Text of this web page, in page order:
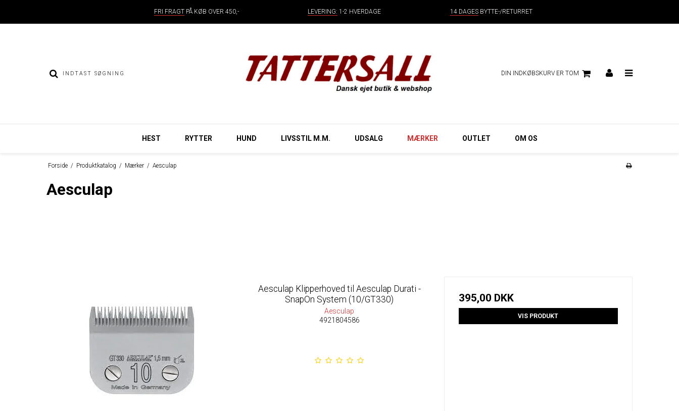
FRI FRAGTPÅ KØB OVER 450,- LEVERING: 1-2 HVERDAGE 14 DAGESBYTTE-/RETURRET
DIN INDKØBSKURV ER TOM
HEST RYTTER HUND LIVSSTIL M.M. UDSALG MÆRKER OUTLET OM OS
Forside / Produktkatalog / Mærker / Aesculap
Aesculap
Aesculap Klipperhoved til Aesculap Durati -
SnapOn System (10/GT330)
Aesculap
4921804586
395,00 DKK
VIS PRODUKT